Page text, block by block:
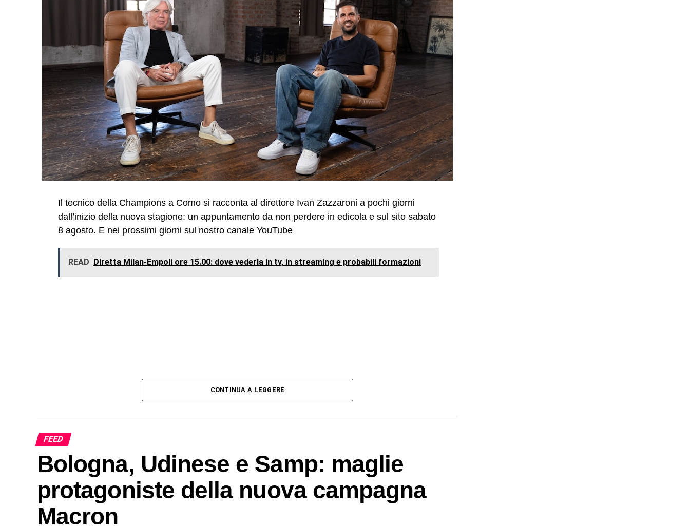
Il tecnico della Champions a Como si racconta al direttore Ivan Zazzaroni a pochi giorni
dall’inizio della nuova stagione: un appuntamento da non perdere in edicola e sul sito sabato
8 agosto. E nei prossimi giorni sul nostro canale YouTube
READ Diretta Milan-Empoli ore 15.00: dove vederla in tv, in streaming e probabili formazioni
CONTINUA A LEGGERE
FEED
Bologna, Udinese e Samp: maglie
protagoniste della nuova campagna
Macron